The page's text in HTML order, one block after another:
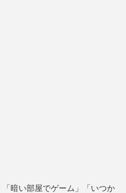
「暗い部屋でゲーム」「いつか